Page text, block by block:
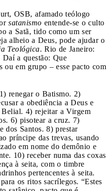
OSB, afamado teólogo
satanismo entende-se o culto
a Satã, tido como um ser
alheio a Deus, pode ajudar o
Teológica. Rio de Janeiro:
a questão: Que
ou em grupo – esse pacto com
renegar o Batismo. 2)
a obediência a Deus e
4) rejeitar a Virgem
6) pisotear a cruz. 7)
dos Santos. 8) prestar
príncipe das trevas, usando
em nome do demônio e
10) receber numa das coxas
à seita, com o timbre
pertencentes à seita.
os ritos sacrílegos. “Estes